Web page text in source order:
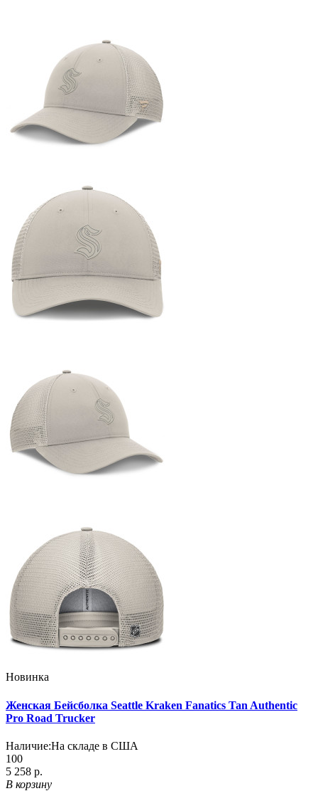
Новинка
Женская Бейсболка Seattle Kraken Fanatics Tan Authentic
Pro Road Trucker
Наличие:На складе в США
100
5 258 р.
В корзину